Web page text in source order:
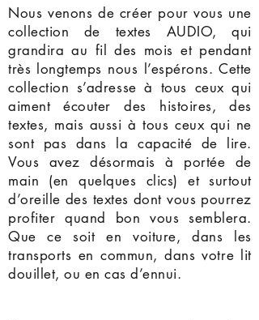
Nous venons de créer pour vous une
collection de textes AUDIO, qui
grandira au fil des mois et pendant
très longtemps nous l’espérons. Cette
collection s’adresse à tous ceux qui
aiment écouter des histoires, des
textes, mais aussi à tous ceux qui ne
sont pas dans la capacité de lire.
Vous avez désormais à portée de
main (en quelques clics) et surtout
d’oreille des textes dont vous pourrez
profiter quand bon vous semblera.
Que ce soit en voiture, dans les
transports en commun, dans votre lit
douillet, ou en cas d’ennui.